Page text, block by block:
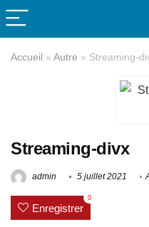
Accueil » Autre » Streaming-
Streaming-divx
admin 5 juillet 2021
Enregistrer
0